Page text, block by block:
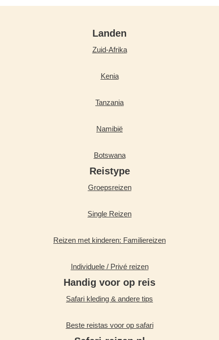
Landen
Zuid-Afrika
Kenia
Tanzania
Namibië
Botswana
Reistype
Groepsreizen
Single Reizen
Reizen met kinderen: Familiereizen
Individuele / Privé reizen
Handig voor op reis
Safari kleding & andere tips
Beste reistas voor op safari